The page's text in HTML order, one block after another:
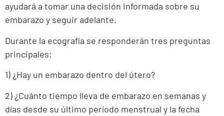
ayudará a tomar una decisión informada sobre su
embarazo y seguir adelante.
Durante la ecografía se responderán tres preguntas
principales:
1) ¿Hay un embarazo dentro del útero?
2) ¿Cuánto tiempo lleva de embarazo en semanas y
días desde su último período menstrual y la fecha